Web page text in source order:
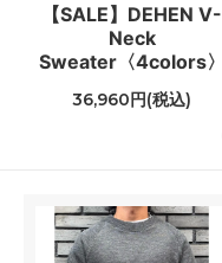
【SALE】DEHEN V-
Neck
Sweater〈4colors〉
36,960円(税込)